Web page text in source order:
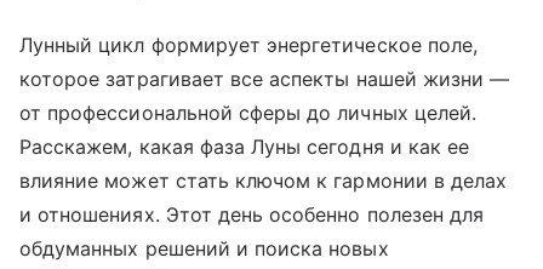
Лунный цикл формирует энергетическое поле,
которое затрагивает все аспекты нашей жизни —
от профессиональной сферы до личных целей.
Расскажем, какая фаза Луны сегодня и как ее
влияние может стать ключом к гармонии в делах
и отношениях. Этот день особенно полезен для
обдуманных решений и поиска новых